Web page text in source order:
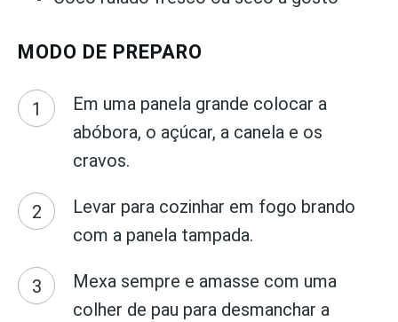
MODO DE PREPARO
Em uma panela grande colocar a
abóbora, o açúcar, a canela e os
cravos.
Levar para cozinhar em fogo brando
com a panela tampada.
Mexa sempre e amasse com uma
colher de pau para desmanchar a